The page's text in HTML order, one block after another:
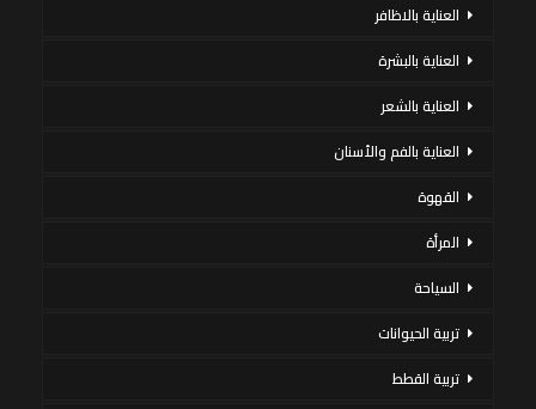
العناية بالاظافر
العناية بالبشرة
العناية بالشعر
العناية بالفم والأسنان
القهوة
المرأة
السياحة
تربية الحيوانات
تربية القطط